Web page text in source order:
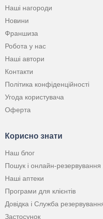
Наші нагороди
Новини
Франшиза
Робота у нас
Наші автори
Контакти
Політика конфіденційності
Угода користувача
Оферта
Корисно знати
Наш блог
Пошук і онлайн-резервування
Наші аптеки
Програми для клієнтів
Довідка і Служба
Застосунок